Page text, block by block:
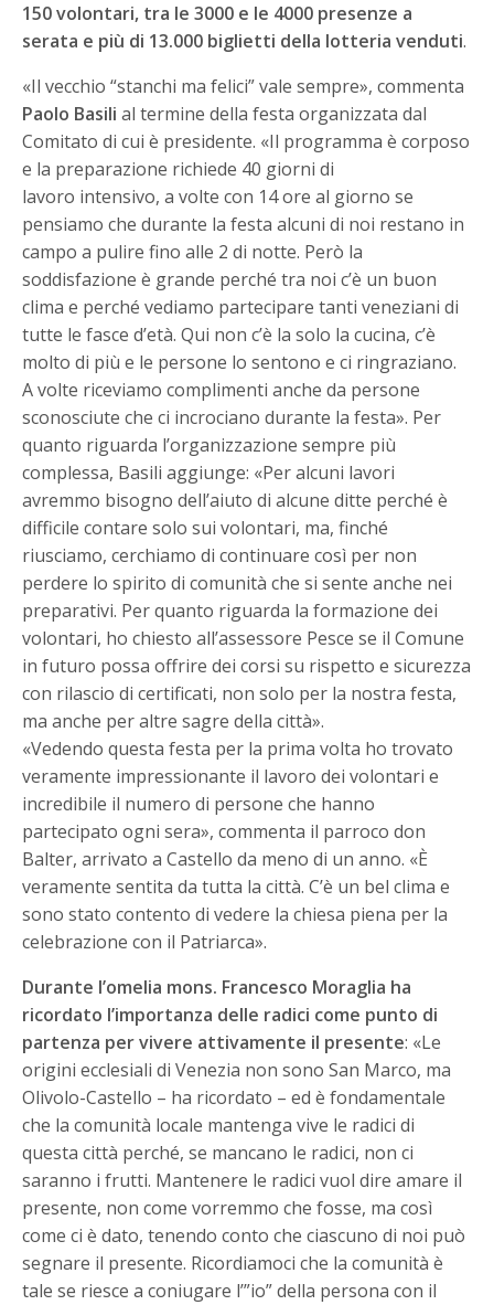
150 volontari, tra le 3000 e le 4000 presenze a
serata e più di 13.000 biglietti della lotteria venduti.
«Il vecchio “stanchi ma felici” vale sempre», commenta
Paolo Basili al termine della festa organizzata dal
Comitato di cui è presidente. «Il programma è corposo
e la preparazione richiede 40 giorni di
lavoro intensivo, a volte con 14 ore al giorno se
pensiamo che durante la festa alcuni di noi restano in
campo a pulire fino alle 2 di notte. Però la
soddisfazione è grande perché tra noi c’è un buon
clima e perché vediamo partecipare tanti veneziani di
tutte le fasce d’età. Qui non c’è la solo la cucina, c’è
molto di più e le persone lo sentono e ci ringraziano.
A volte riceviamo complimenti anche da persone
sconosciute che ci incrociano durante la festa». Per
quanto riguarda l’organizzazione sempre più
complessa, Basili aggiunge: «Per alcuni lavori
avremmo bisogno dell’aiuto di alcune ditte perché è
difficile contare solo sui volontari, ma, finché
riusciamo, cerchiamo di continuare così per non
perdere lo spirito di comunità che si sente anche nei
preparativi. Per quanto riguarda la formazione dei
volontari, ho chiesto all’assessore Pesce se il Comune
in futuro possa offrire dei corsi su rispetto e sicurezza
con rilascio di certificati, non solo per la nostra festa,
ma anche per altre sagre della città».
«Vedendo questa festa per la prima volta ho trovato
veramente impressionante il lavoro dei volontari e
incredibile il numero di persone che hanno
partecipato ogni sera», commenta il parroco don
Balter, arrivato a Castello da meno di un anno. «È
veramente sentita da tutta la città. C’è un bel clima e
sono stato contento di vedere la chiesa piena per la
celebrazione con il Patriarca».
Durante l’omelia mons. Francesco Moraglia ha
ricordato l’importanza delle radici come punto di
partenza per vivere attivamente il presente: «Le
origini ecclesiali di Venezia non sono San Marco, ma
Olivolo-Castello – ha ricordato – ed è fondamentale
che la comunità locale mantenga vive le radici di
questa città perché, se mancano le radici, non ci
saranno i frutti. Mantenere le radici vuol dire amare il
presente, non come vorremmo che fosse, ma così
come ci è dato, tenendo conto che ciascuno di noi può
segnare il presente. Ricordiamoci che la comunità è
tale se riesce a coniugare l’”io” della persona con il